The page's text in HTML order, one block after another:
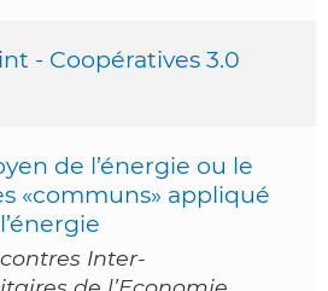
- Coopératives 3.0
de l’énergie ou le
«communs» appliqué
Inter-